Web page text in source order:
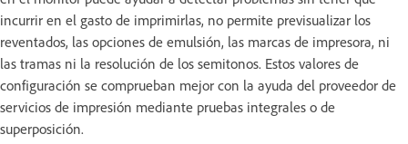
incurrir en el gasto de imprimirlas, no permite previsualizar los
reventados, las opciones de emulsión, las marcas de impresora, ni
las tramas ni la resolución de los semitonos. Estos valores de
configuración se comprueban mejor con la ayuda del proveedor de
servicios de impresión mediante pruebas integrales o de
superposición.